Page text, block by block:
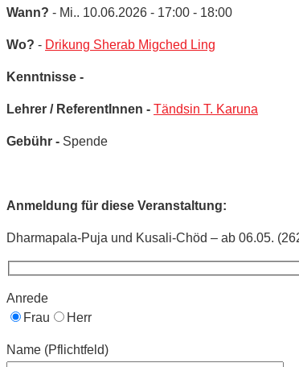
Wann? - Mi.. 10.06.2026 - 17:00 - 18:00
Wo? - Drikung Sherab Migched Ling
Kenntnisse -
Lehrer / ReferentInnen - Tändsin T. Karuna
Gebühr - Spende
Anmeldung für diese Veranstaltung:
Dharmapala-Puja und Kusali-Chöd – ab 06.05.
Anrede
Frau
Herr
Name (Pflichtfeld)